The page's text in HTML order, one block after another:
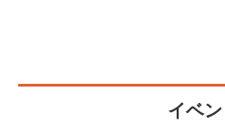
イベン